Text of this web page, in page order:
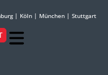
| Köln | München | Stuttgart